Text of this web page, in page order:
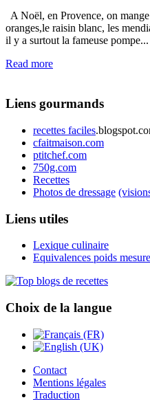
A Noël, en Provence, on
oranges,le raisin blanc, les
il y a surtout la fameuse pompe...
Read more
Liens gourmands
recettes faciles
cfaitmaison.com
ptitchef.com
750g.com
Recettes
Photos de dressage
Liens utiles
Lexique culinaire
Equivalences poids
Choix de la langue
Contact
Mentions légales
Traduction